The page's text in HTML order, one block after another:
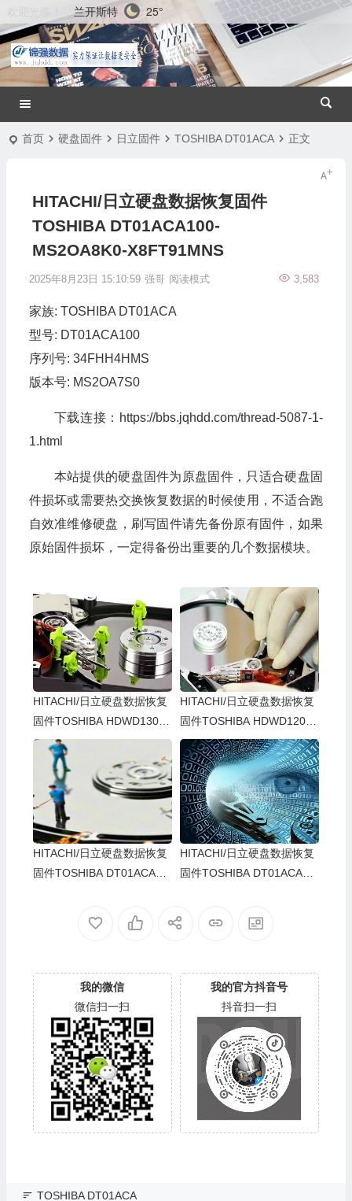
兰开斯特 25°
首页 硬盘固件 日立固件 TOSHIBA DT01ACA 正文
HITACHI/日立硬盘数据恢复固件
TOSHIBA DT01ACA100-
MS2OA8K0-X8FT91MNS
2025年8月23日 15:10:59 强哥 3,583
阅读模式
家族: TOSHIBA DT01ACA
型号: DT01ACA100
序列号: 34FHH4HMS
版本号: MS2OA7S0
下载连接：https://bbs.jqhdd.com/thread-5087-1-
1.html
本站提供的硬盘固件为原盘固件，只适合硬盘固
件损坏或需要热交换恢复数据的时候使用，不适合跑
自效准维修硬盘，刷写固件请先备份原有固件，如果
原始固件损坏，一定得备份出重要的几个数据模块。
HITACHI/日立硬盘数据恢复
固件TOSHIBA HDWD130-M
X6OACF0-30TTEPYAS
HITACHI/日立硬盘数据恢复
固件TOSHIBA HDWD120-M
X4OACF0-48SN373AS
HITACHI/日立硬盘数据恢复
固件TOSHIBA DT01ACA10
HITACHI/日立硬盘数据恢复
固件TOSHIBA DT01ACA10
我的微信
微信扫一扫
我的官方抖音号
抖音扫一扫
TOSHIBA DT01ACA